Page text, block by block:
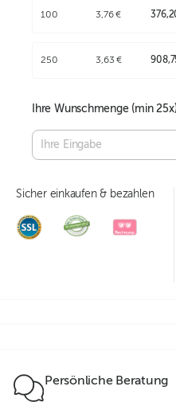
100 3,76 €
250 3,63 €
Ihre Wunschmenge (min25
Sicher einkaufen & bezahlen
Persönliche Beratung